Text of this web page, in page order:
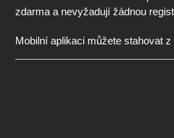
zdarma a nevyžadují žádnou
Mobilní aplikaci můžete stahovat z